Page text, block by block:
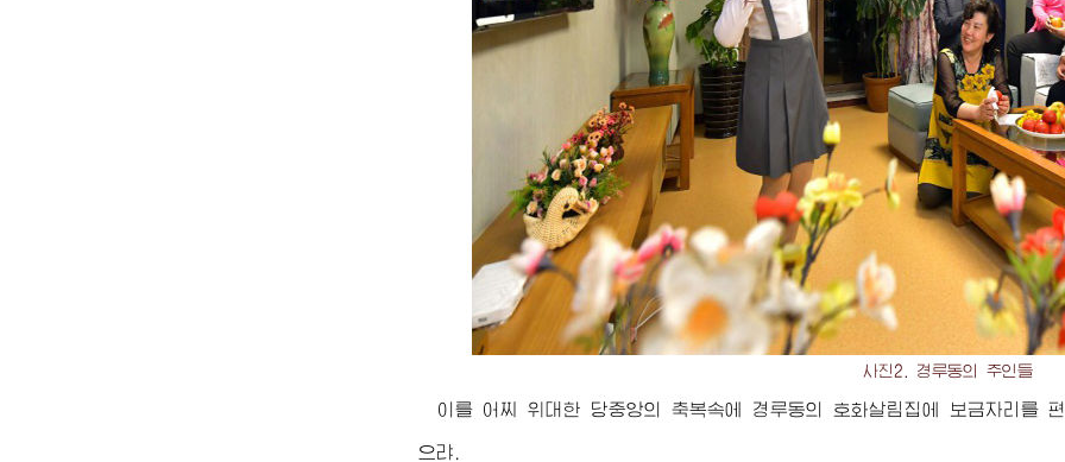
사진2. 경루동의 주인들
이를 어찌 위대한 당중앙의 축복속에 경루동의 호화살림집에 보금자리를
으랴.